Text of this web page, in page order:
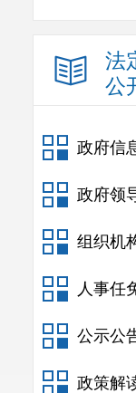
法
公
政府信
政府领
组织机
人事任
公示公
政策解